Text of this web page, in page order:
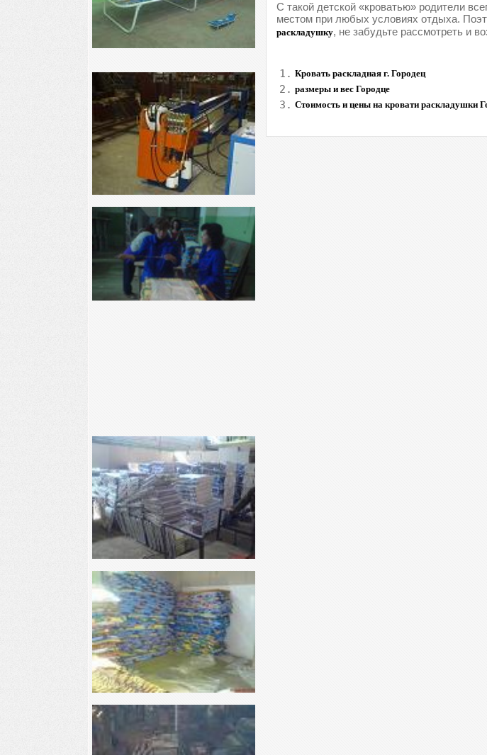
С такой детской «кроватью» родители
местом при любых условиях отдыха.
раскладушку, не забудьте рассмотреть и
1. Кровать раскладная г. Городец
2. размеры и вес Городце
3. Стоимость и цены на кровати раскладушки